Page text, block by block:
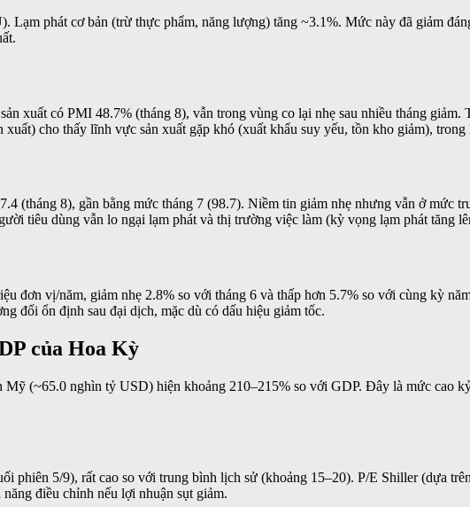
Lạm phát cơ bản (trừ thực phẩm, năng lượng) tăng ~3.1%. Mức này đã giảm
xuất có PMI 48.7% (tháng 8), vẫn trong vùng co lại nhẹ sau nhiều tháng
cho thấy lĩnh vực sản xuất gặp khó (xuất khẩu suy yếu, tồn kho giảm),
(tháng 8), gần bằng mức tháng 7 (98.7). Niềm tin giảm nhẹ nhưng vẫn ở mức
tiêu dùng vẫn lo ngại lạm phát và thị trường việc làm (kỳ vọng lạm phát tăng
đơn vị/năm, giảm nhẹ 2.8% so với tháng 6 và thấp hơn 5.7% so với cùng kỳ
đối ổn định sau đại dịch, mặc dù có dấu hiệu giảm tốc.
của Hoa Kỳ
(~65.0 nghìn tỷ USD) hiện khoảng 210–215% so với GDP. Đây là mức cao
phiên 5/9), rất cao so với trung bình lịch sử (khoảng 15–20). P/E Shiller (dựa
điều chỉnh nếu lợi nhuận sụt giảm.